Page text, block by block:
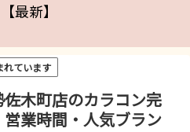
最新】
れています
木町店のカラコン完
業時間・人気ブラン